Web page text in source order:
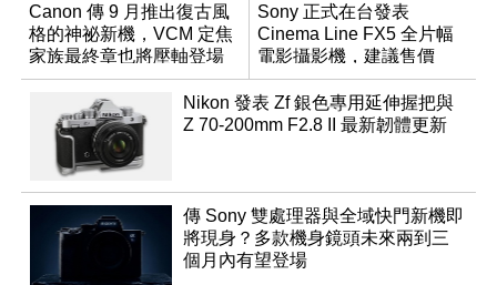
Canon 傳 9 月推出復古風
格的神祕新機，VCM 定焦
家族最終章也將壓軸登場
Sony 正式在台發表
Cinema Line FX5 全片幅
電影攝影機，建議售價
NT$144,980
Nikon 發表 Zf 銀色專用延伸握把與
Z 70-200mm F2.8 II 最新韌體更新
傳 Sony 雙處理器與全域快門新機即
將現身？多款機身鏡頭未來兩到三
個月內有望登場